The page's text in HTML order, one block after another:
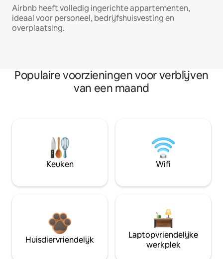
Airbnb heeft volledig ingerichte appartementen,
ideaal voor personeel, bedrijfshuisvesting en
overplaatsing.
Populaire voorzieningen voor verblijven
van een maand
Keuken Wifi
Huisdiervriendelijk
Laptopvriendelijke
werkplek